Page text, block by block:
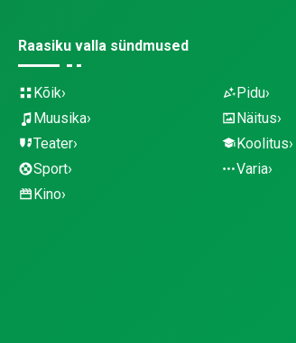
Raasiku valla sündmused
Kõik
Muusika
Teater
Sport
Kino
Pidu
Näitus
Koolitus
Varia